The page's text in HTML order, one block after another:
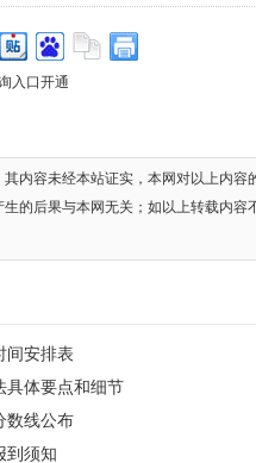
入口开通
内容未经本站证实，本网对以上内
的后果与本网无关；如以上转载内容
间安排表
具体要点和细节
数线公布
到须知